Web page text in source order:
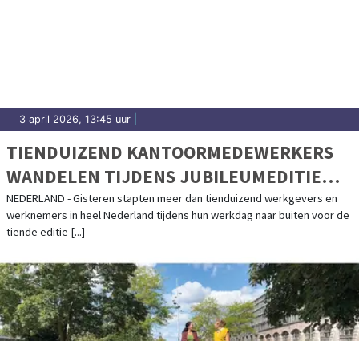
3 april 2026, 13:45 uur
TIENDUIZEND KANTOORMEDEWERKERS
WANDELEN TIJDENS JUBILEUMEDITIE
VAN WANDEL TIJDENS JE WERKDAG
NEDERLAND - Gisteren stapten meer dan tienduizend werkgevers en
werknemers in heel Nederland tijdens hun werkdag naar buiten voor de
tiende editie [...]